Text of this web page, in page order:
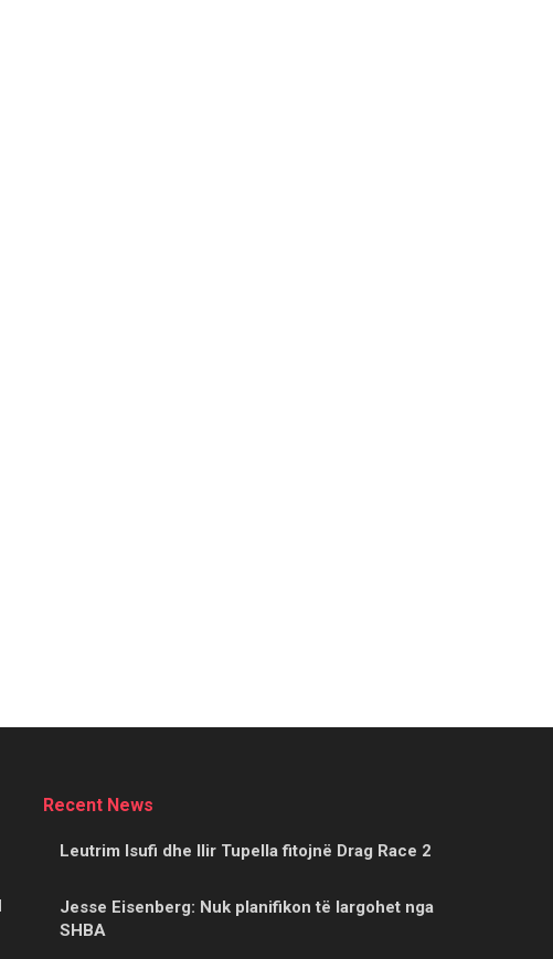
Recent News
Leutrim Isufi dhe Ilir Tupella fitojnë Drag Race 2
Jesse Eisenberg: Nuk planifikon të largohet nga
SHBA